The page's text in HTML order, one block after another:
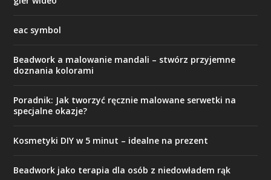
eac symbol
Beadwork a malowanie mandali – stwórz przyjemne
doznania kolorami
Poradnik: Jak tworzyć ręcznie malowane serwetki na
specjalne okazje?
Kosmetyki DIY w 5 minut – idealne na prezent
Beadwork jako terapia dla osób z niedowładem rąk